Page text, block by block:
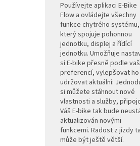
Používejte aplikaci E-Bike
Flow a ovládejte všechny
funkce chytrého systému,
který spojuje pohonnou
jednotku, displej a řídící
jednotku. Umožňuje
si E-bike přesně podle
preferencí, vylepšovat ho
udržovat aktuální:
si můžete stáhnout nové
vlastnosti a služby,
Váš E-bike tak bude
aktualizován novými
funkcemi. Radost z jízdy
může být ještě větší.